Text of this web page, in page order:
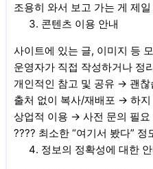
조용히 와서 보고 가는 게 제
콘텐츠 이용 안내
사이트에 있는 글, 이미지 등
운영자가 직접 작성하거나 정
개인적인 참고 및 공유 → 괜찮
출처 없이 복사/재배포 → 하지
상업적 이용 → 사전 문의 필요
???? 최소한 “여기서 봤다”
정보의 정확성에 대한